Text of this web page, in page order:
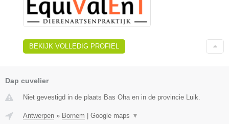
BEKIJK VOLLEDIG PROFIEL
Dap cuvelier
Niet gevestigd in de plaats Bas Oha en in de provincie Luik.
Antwerpen » Bornem Google maps ▼